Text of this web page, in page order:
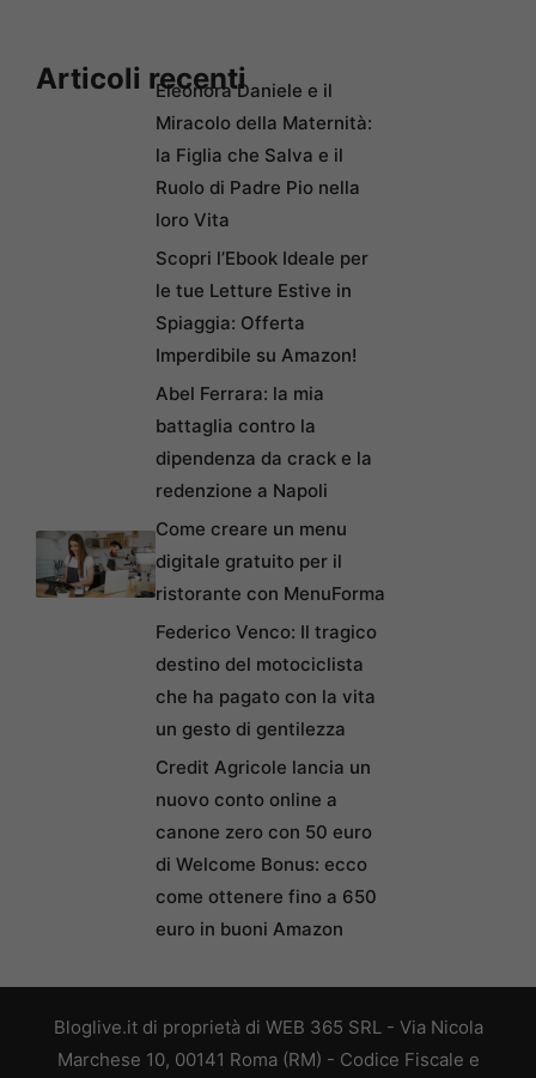
Articoli recentiEleonora Daniele e il
Miracolo della Maternità:
la Figlia che Salva e il
Ruolo di Padre Pio nella
loro Vita
Scopri l’Ebook Ideale per
le tue Letture Estive in
Spiaggia: Offerta
Imperdibile su Amazon!
Abel Ferrara: la mia
battaglia contro la
dipendenza da crack e la
redenzione a Napoli
Come creare un menu
digitale gratuito per il
ristorante con MenuForma
Federico Venco: Il tragico
destino del motociclista
che ha pagato con la vita
un gesto di gentilezza
Credit Agricole lancia un
nuovo conto online a
canone zero con 50 euro
di Welcome Bonus: ecco
come ottenere fino a 650
euro in buoni Amazon
Bloglive.it di proprietà di WEB 365 SRL - Via Nicola
Marchese 10, 00141 Roma (RM) - Codice Fiscale e